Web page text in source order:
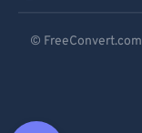
© FreeConvert.com